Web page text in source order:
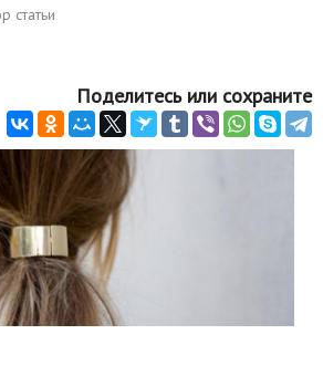
статьи
Поделитесь или сохраните